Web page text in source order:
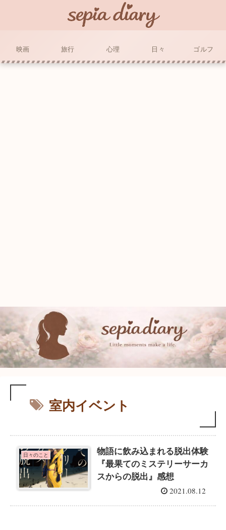
映画 旅行 心理 日々 ゴルフ
室内イベント
日々のこと
物語に飲み込まれる脱出体験
『最果てのミステリーサーカ
スからの脱出』感想
2021.08.12